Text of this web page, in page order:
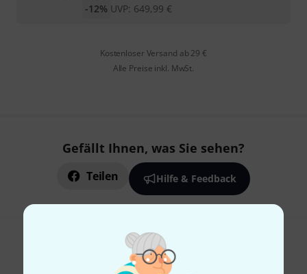
UVP: 649,99 €
-12%
Kostenloser Versand ab 29 €
Alle Preise inkl. MwSt.
Gefällt Ihnen, was Sie sehen?
Teilen Hilfe & Feedback